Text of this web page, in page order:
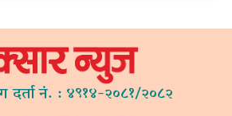
दर्ता नं. : ४९१४-२०८१/२०८२